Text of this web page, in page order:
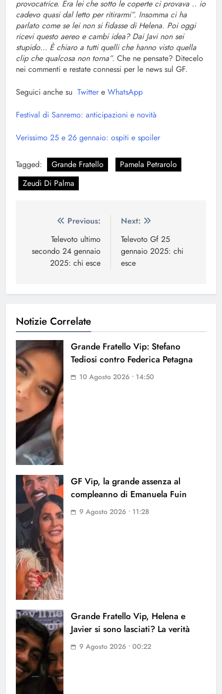
provocatrice. Era lei che sotto le coperte ci provava .. io
cadevo quasi dal letto per ritirarmi”. Insomma ci ha
parlato come se lei non si fidasse di Helena. Poi oggi
ricevi questo aereo e cambi idea? Dai Javi non sei
stupido… È chiaro a tutti quelli che hanno visto quella
clip che qualcosa non torna”. Che ne pensate? Ditecelo
nei commenti e restate connessi per le news sul GF.
Seguici anche su Twitter e WhatsApp
Festival di Sanremo: anticipazioni e novità
Verissimo 25 e 26 gennaio: ospiti e spoiler
Tagged: Grande Fratello
Pamela Petrarolo
Zeudi Di Palma
Navigazione
articoli
Previous:
Televoto ultimo
secondo 24 gennaio
2025: chi esce
Next:
Televoto Gf 25
gennaio 2025: chi
esce
Notizie Correlate
Grande Fratello Vip: Stefano
Tediosi contro Federica Petagna
10 Agosto 2026 • 14:50
GF Vip, la grande assenza al
compleanno di Emanuela Fuin
9 Agosto 2026 • 11:28
Grande Fratello Vip, Helena e
Javier si sono lasciati? La verità
9 Agosto 2026 • 00:22